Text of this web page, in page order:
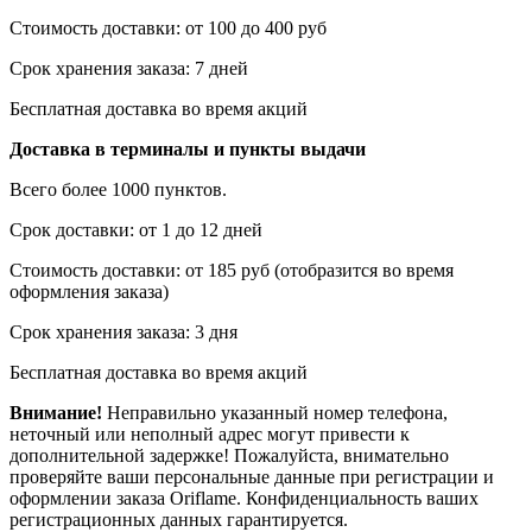
Стоимость доставки: от 100 до 400 руб
Срок хранения заказа: 7 дней
Бесплатная доставка во время акций
Доставка в терминалы и пункты выдачи
Всего более 1000 пунктов.
Срок доставки: от 1 до 12 дней
Стоимость доставки: от 185 руб (отобразится во время
оформления заказа)
Срок хранения заказа: 3 дня
Бесплатная доставка во время акций
Внимание! Неправильно указанный номер телефона,
неточный или неполный адрес могут привести к
дополнительной задержке! Пожалуйста, внимательно
проверяйте ваши персональные данные при регистрации и
оформлении заказа Oriflame. Конфиденциальность ваших
регистрационных данных гарантируется.